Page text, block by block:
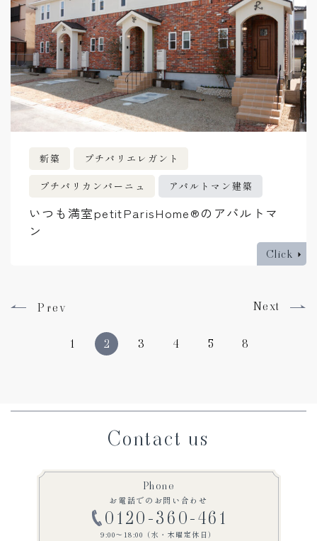
新築 プチパリエレガント
プチパリカンパーニュ アパルトマン建築
いつも満室petitParisHome®のアパルトマ
ン
Click
Prev
1 2 3 4 5
Next
8
Contact us
Phone
お電話でのお問い合わせ
0120-360-461
9:00〜18:00（水・木曜定休日）